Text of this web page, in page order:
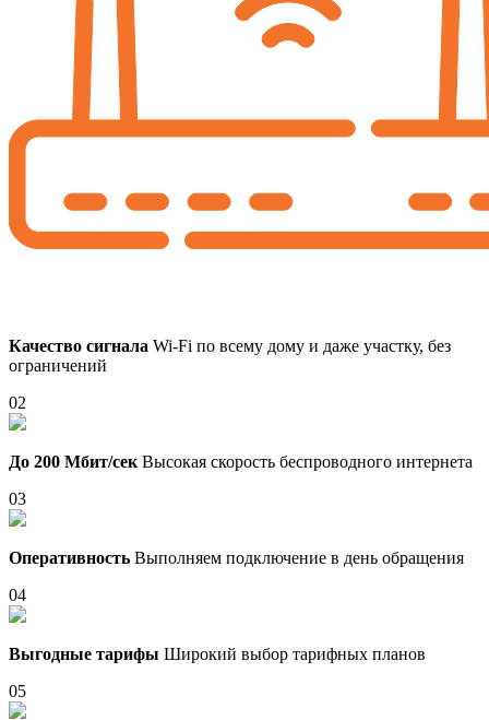
Качество сигнала Wi-Fi по всему дому и даже участку, без
ограничений
02
До 200 Мбит/сек Высокая скорость беспроводного интернета
03
Оперативность Выполняем подключение в день обращения
04
Выгодные тарифы Широкий выбор тарифных планов
05